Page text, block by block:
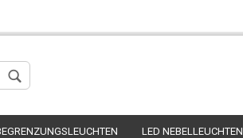
LED NEBELLEUCHTEN